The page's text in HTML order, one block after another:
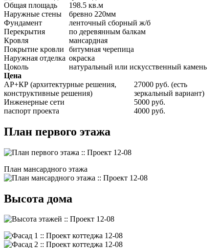
Общая площадь
198.5 кв.м
Наружные стены
бревно 220мм
Фундамент
ленточный сборный ж/б
Перекрытия
по деревянным балкам
Кровля
мансардная
Покрытие кровли
битумная черепица
Наружная отделка окраска
Цоколь
натуральный или искусственный камень
Цена
АР+КР (архитектурные решения,
конструктивные решения)
27000 руб. (есть
зеркальный вариант)
Инженерные сети
5000 руб.
паспорт проекта
4000 руб.
План первого этажа
План мансардного этажа
Высота дома